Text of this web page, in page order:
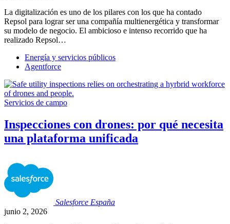
La digitalización es uno de los pilares con los que ha contado
Repsol para lograr ser una compañía multienergética y transformar
su modelo de negocio. El ambicioso e intenso recorrido que ha
realizado Repsol…
Energía y servicios públicos
Agentforce
Servicios de campo
Inspecciones con drones: por qué necesita
una plataforma unificada
Salesforce España
junio 2, 2026